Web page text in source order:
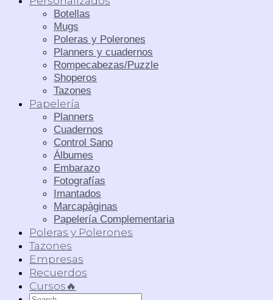
Botellas
Mugs
Poleras y Polerones
Planners y cuadernos
Rompecabezas/Puzzle
Shoperos
Tazones
Papelería
Planners
Cuadernos
Control Sano
Álbumes
Embarazo
Fotografías
Imantados
Marcapàginas
Papelería Complementaria
Poleras y Polerones
Tazones
Empresas
Recuerdos
Cursos🔥